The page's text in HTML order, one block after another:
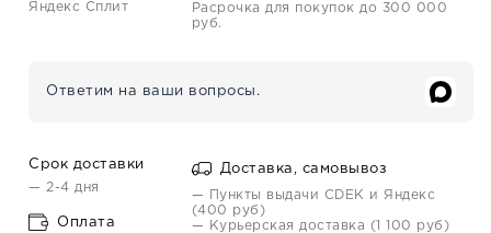
Яндекс Сплит
Расрочка для покупок до 300 000
руб.
Ответим на ваши вопросы.
Срок доставки
— 2-4 дня
Оплата
Доставка, самовывоз
— Пункты выдачи CDEK и Яндекс
(400 руб)
— Курьерская доставка (1 100 руб)